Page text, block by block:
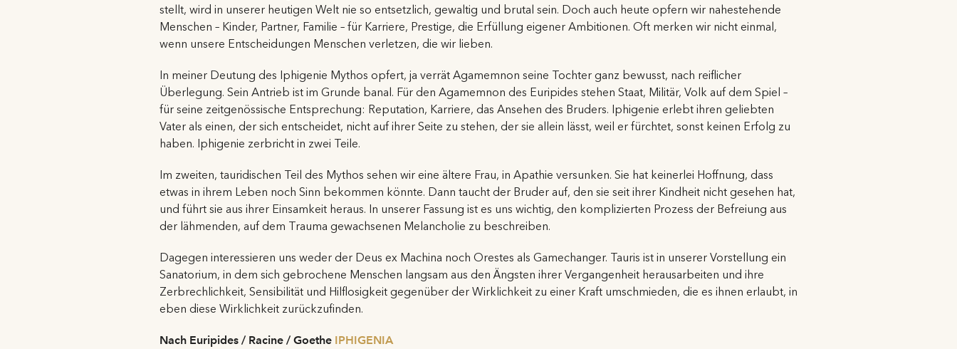
stellt, wird in unserer heutigen Welt nie so entsetzlich, gewaltig und brutal sein. Doch auch heute opfern wir nahestehende
Menschen – Kinder, Partner, Familie – für Karriere, Prestige, die Erfüllung eigener Ambitionen. Oft merken wir nicht einmal,
wenn unsere Entscheidungen Menschen verletzen, die wir lieben.
In meiner Deutung des Iphigenie Mythos opfert, ja verrät Agamemnon seine Tochter ganz bewusst, nach reiflicher
Überlegung. Sein Antrieb ist im Grunde banal. Für den Agamemnon des Euripides stehen Staat, Militär, Volk auf dem Spiel –
für seine zeitgenössische Entsprechung: Reputation, Karriere, das Ansehen des Bruders. Iphigenie erlebt ihren geliebten
Vater als einen, der sich entscheidet, nicht auf ihrer Seite zu stehen, der sie allein lässt, weil er fürchtet, sonst keinen Erfolg zu
haben. Iphigenie zerbricht in zwei Teile.
Im zweiten, tauridischen Teil des Mythos sehen wir eine ältere Frau, in Apathie versunken. Sie hat keinerlei Hoffnung, dass
etwas in ihrem Leben noch Sinn bekommen könnte. Dann taucht der Bruder auf, den sie seit ihrer Kindheit nicht gesehen hat,
und führt sie aus ihrer Einsamkeit heraus. In unserer Fassung ist es uns wichtig, den komplizierten Prozess der Befreiung aus
der lähmenden, auf dem Trauma gewachsenen Melancholie zu beschreiben.
Dagegen interessieren uns weder der Deus ex Machina noch Orestes als Gamechanger. Tauris ist in unserer Vorstellung ein
Sanatorium, in dem sich gebrochene Menschen langsam aus den Ängsten ihrer Vergangenheit herausarbeiten und ihre
Zerbrechlichkeit, Sensibilität und Hilflosigkeit gegenüber der Wirklichkeit zu einer Kraft umschmieden, die es ihnen erlaubt, in
eben diese Wirklichkeit zurückzufinden.
Nach Euripides / Racine / Goethe IPHIGENIA